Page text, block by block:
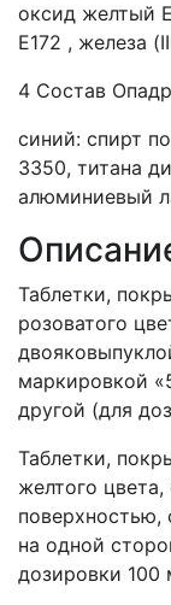
оксид желтый
Е172 , железа
4 Состав
синий: спирт
3350, титана
алюминиевый
Таблетки,
розоватого
маркировкой
другой (для
Таблетки,
желтого
поверхностью,
на одной
дозировки 100